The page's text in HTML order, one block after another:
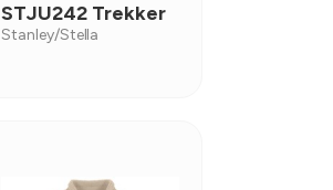
STJU242 Trekker
Stanley/Stella